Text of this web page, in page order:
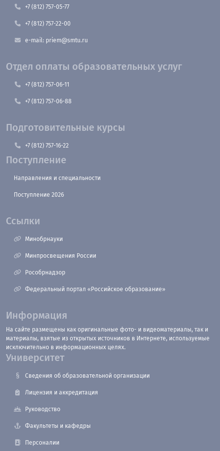
+7 (812) 757-05-77
+7 (812) 757-22-00
e-mail: priem@smtu.ru
Отдел оплаты образовательных услуг
+7 (812) 757-06-11
+7 (812) 757-06-88
Подготовительные курсы
+7 (812) 757-16-22
Поступление
Направления и специальности
Поступление 2026
Ссылки
Минобрнауки
Минпросвещения России
Рособрнадзор
Федеральный портал «Российское образование»
Информация
На сайте размещены как оригинальные фото- и видеоматериалы, так и
материалы, взятые из открытых источников в Интернете, используемые
исключительно в информационных целях.
Университет
Сведения об образовательной организации
Лицензия и аккредитация
Руководство
Факультеты и кафедры
Персоналии